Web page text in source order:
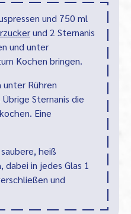
und 750 ml
und 2 Sternanis
und unter
Kochen bringen.
Rühren
Sternanis die
Eine
heiß
in jedes Glas 1
und